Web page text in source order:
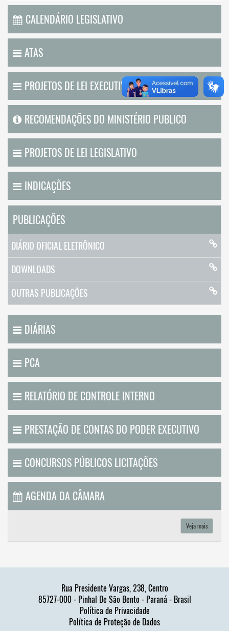
CALENDÁRIO LEGISLATIVO
ATAS
PROJETOS DE LEI EXECUTIVO
RECOMENDAÇÕES DO MINISTÉRIO PUBLICO
PROJETOS DE LEI LEGISLATIVO
INDICAÇÕES
PUBLICAÇÕES
DIÁRIO OFICIAL ELETRÔNICO
DOWNLOADS
OUTRAS PUBLICAÇÕES
DIÁRIAS
PCA
RELATÓRIO DE CONTROLE INTERNO
PRESTAÇÃO DE CONTAS DO PODER EXECUTIVO
CONCURSOS PÚBLICOS LICITAÇÕES
AGENDA DA CÂMARA
Veja mais
Rua Presidente Vargas, 238, Centro
85727-000 - Pinhal De São Bento - Paraná - Brasil
Política de Privacidade
Política de Proteção de Dados